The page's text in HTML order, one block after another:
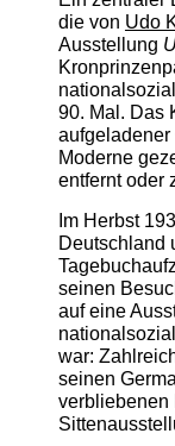
die von Udo
Ausstellung
90. Mal. Das
aufgeladener
Moderne
entfernt oder
Im Herbst
Deutschland
seinen
auf eine
war:
seinen
verbliebenen